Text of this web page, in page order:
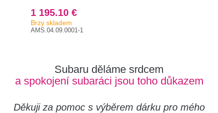
1 195.10 €
Brzy skladem
AMS.04.09.0001-1
Subaru děláme srdcem
a spokojení subaráci jsou toho důkazem
Děkuji za pomoc s výběrem dárku pro mého